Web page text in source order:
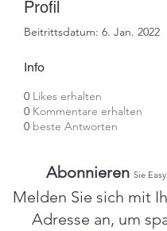
Profil
Beitrittsdatum: 6. Jan. 2022
Info
0 Likes erhalten
0 Kommentare erhalten
0 beste Antworten
Abonnieren Sie
Melden Sie sich mit
Adresse an, um